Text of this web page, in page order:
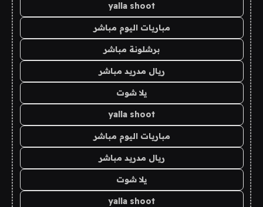
yalla shoot
مباريات اليوم مباشر
برشلونة مباشر
ريال مدريد مباشر
يلا شوت
yalla shoot
مباريات اليوم مباشر
ريال مدريد مباشر
يلا شوت
yalla shoot